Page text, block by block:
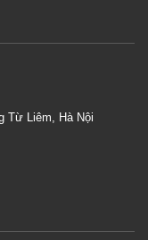
Từ Liêm, Hà Nội